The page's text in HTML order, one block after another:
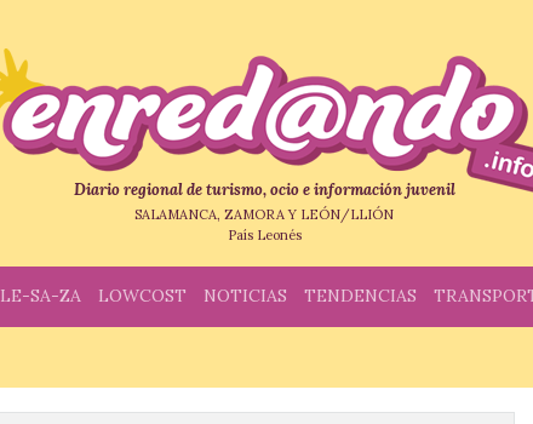
Diario regional de turismo, ocio e información juvenil
SALAMANCA, ZAMORA Y LEÓN/LLIÓN
País Leonés
LE-SA-ZA LOWCOST NOTICIAS TENDENCIAS